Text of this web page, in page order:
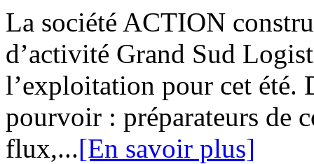
La société ACTION
d’activité Grand Sud
l’exploitation pour cet été.
pourvoir : préparateurs de
flux,...[En savoir plus]